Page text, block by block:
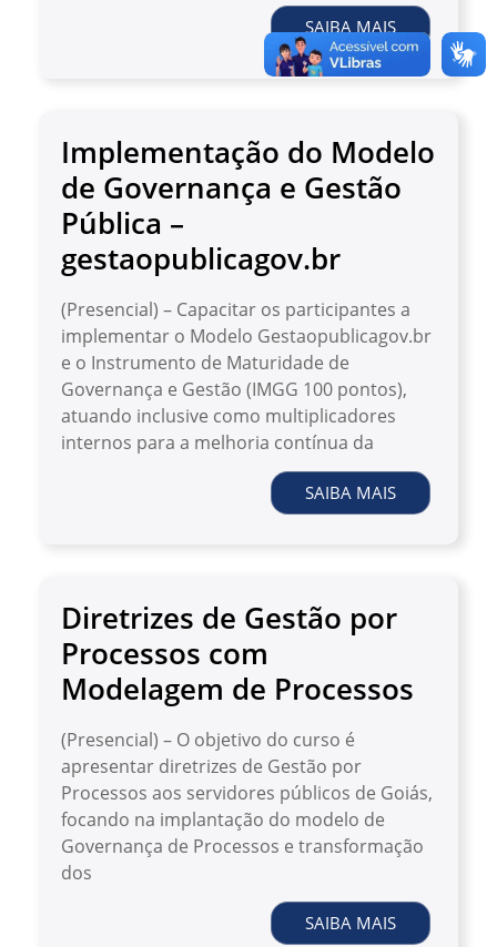
SAIBA MAIS
Implementação do Modelo
de Governança e Gestão
Pública –
gestaopublicagov.br
(Presencial) – Capacitar os participantes a
implementar o Modelo Gestaopublicagov.br
e o Instrumento de Maturidade de
Governança e Gestão (IMGG 100 pontos),
atuando inclusive como multiplicadores
internos para a melhoria contínua da
SAIBA MAIS
Diretrizes de Gestão por
Processos com
Modelagem de Processos
(Presencial) – O objetivo do curso é
apresentar diretrizes de Gestão por
Processos aos servidores públicos de Goiás,
focando na implantação do modelo de
Governança de Processos e transformação
dos
SAIBA MAIS